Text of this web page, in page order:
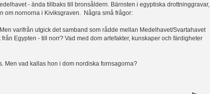
- ända tillbaks till bronsåldern. Bärnsten i egyptiska drottninggravar,
om nornorna i Kiviksgraven. Några små frågor:
varifrån utgick det samband som rådde mellan Medelhavet/Svartahavet
Egypten - till norr? Vad med dom artefakter, kunskaper och färdigheter
Men vad kallas hon i dom nordiska fornsagorna?